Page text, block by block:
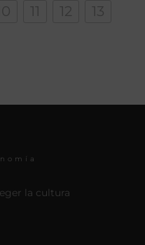
11 12
13
la cultura